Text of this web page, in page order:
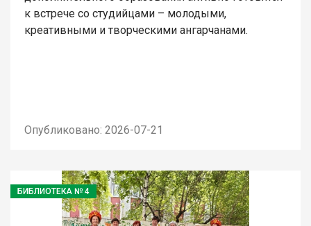
к встрече со студийцами – молодыми,
креативными и творческими ангарчанами.
Опубликовано: 2026-07-21
БИБЛИОТЕКА № 4